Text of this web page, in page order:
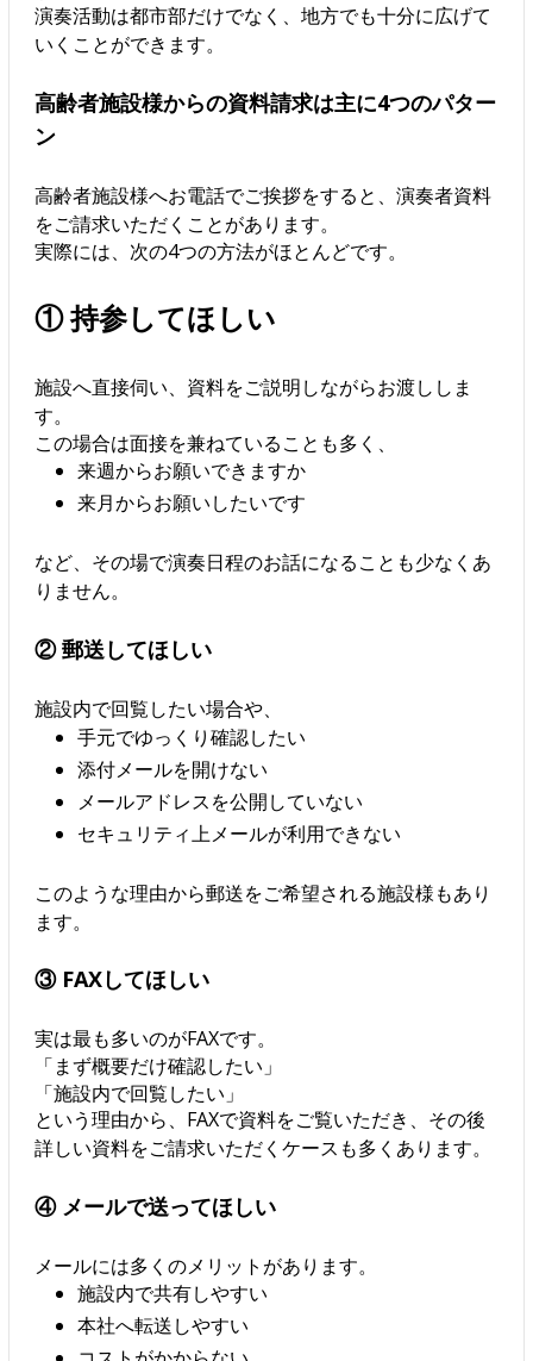
演奏活動は都市部だけでなく、地方でも十分に広げて
いくことができます。
高齢者施設様からの資料請求は主に4つのパター
ン
高齢者施設様へお電話でご挨拶をすると、演奏者資料
をご請求いただくことがあります。
実際には、次の4つの方法がほとんどです。
① 持参してほしい
施設へ直接伺い、資料をご説明しながらお渡ししま
す。
この場合は面接を兼ねていることも多く、
来週からお願いできますか
来月からお願いしたいです
など、その場で演奏日程のお話になることも少なくあ
りません。
② 郵送してほしい
施設内で回覧したい場合や、
手元でゆっくり確認したい
添付メールを開けない
メールアドレスを公開していない
セキュリティ上メールが利用できない
このような理由から郵送をご希望される施設様もあり
ます。
③ FAXしてほしい
実は最も多いのがFAXです。
「まず概要だけ確認したい」
「施設内で回覧したい」
という理由から、FAXで資料をご覧いただき、その後
詳しい資料をご請求いただくケースも多くあります。
④ メールで送ってほしい
メールには多くのメリットがあります。
施設内で共有しやすい
本社へ転送しやすい